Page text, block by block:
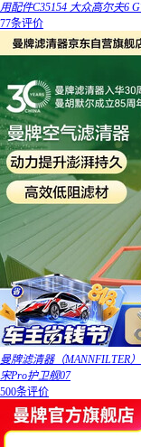
用配件C35154 大众高尔夫6
77条评价
曼牌滤清器（MANNFILTER
宋Pro护卫舰07
500条评价